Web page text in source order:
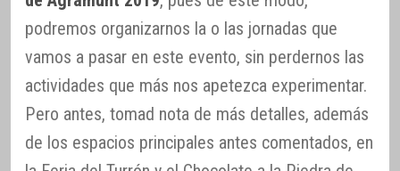
podremos organizarnos la o las jornadas que
vamos a pasar en este evento, sin perdernos las
actividades que más nos apetezca experimentar.
Pero antes, tomad nota de más detalles, además
de los espacios principales antes comentados, en